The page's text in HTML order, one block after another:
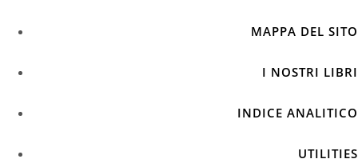
MAPPA DEL SITO
I NOSTRI LIBRI
INDICE ANALITICO
UTILITIES